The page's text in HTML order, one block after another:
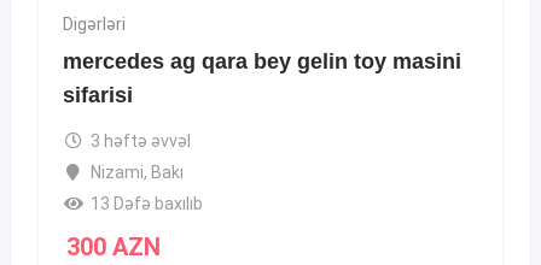
Digərləri
mercedes ag qara bey gelin toy masini
sifarisi
3 həftə əvvəl
Nizami, Bakı
13 Dəfə baxılıb
300 AZN